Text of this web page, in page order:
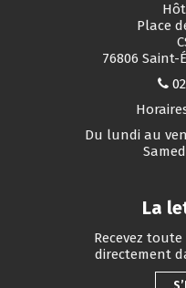
Place
76806
Du lundi au
La
Recevez
directement